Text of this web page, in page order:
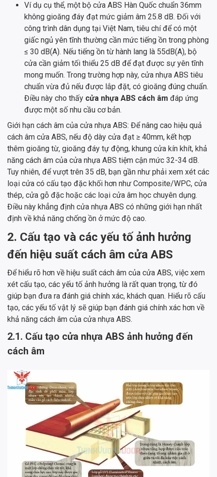
Ví dụ cụ thể, một bộ cửa ABS Hàn Quốc chuẩn 36mm
không gioăng đáy đạt mức giảm âm 25.8 dB. Đối với
công trình dân dụng tại Việt Nam, tiêu chí để có một
giấc ngủ yên tĩnh thường cần mức tiếng ồn trong phòng
≤ 30 dB(A). Nếu tiếng ồn từ hành lang là 55dB(A), bộ
cửa cần giảm tối thiểu 25 dB để đạt được sự yên tĩnh
mong muốn. Trong trường hợp này, cửa nhựa ABS tiêu
chuẩn vừa đủ nếu được lắp đặt, có gioăng đúng chuẩn.
Điều này cho thấy cửa nhựa ABS cách âm đáp ứng
được một số nhu cầu cơ bản.
Giới hạn cách âm của cửa nhựa ABS: Để nâng cao hiệu quả
cách âm cửa ABS, nếu độ dày cửa đạt ≥ 40mm, kết hợp
thêm gioăng từ, gioăng đáy tự động, khung cửa kín khít, khả
năng cách âm của cửa nhựa ABS tiệm cận mức 32-34 dB.
Tuy nhiên, để vượt trên 35 dB, bạn gần như phải xem xét các
loại cửa có cấu tạo đặc khối hơn như Composite/WPC, cửa
thép, cửa gỗ đặc hoặc các loại cửa âm học chuyên dụng.
Điều này khẳng định cửa nhựa ABS có những giới hạn nhất
định về khả năng chống ồn ở mức độ cao.
2. Cấu tạo và các yếu tố ảnh hưởng
đến hiệu suất cách âm cửa ABS
Để hiểu rõ hơn về hiệu suất cách âm của cửa ABS, việc xem
xét cấu tạo, các yếu tố ảnh hưởng là rất quan trọng, từ đó
giúp bạn đưa ra đánh giá chính xác, khách quan. Hiểu rõ cấu
tạo, các yếu tố vật lý sẽ giúp bạn đánh giá chính xác hơn về
khả năng cách âm của cửa nhựa ABS.
2.1. Cấu tạo cửa nhựa ABS ảnh hưởng đến
cách âm